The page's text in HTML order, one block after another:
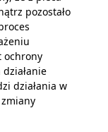
pozostało
ochrony
działania w